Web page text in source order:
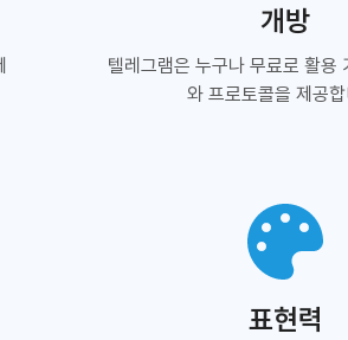
개방
텔레그램은 누구나 무료로 활용
와 프로토콜을 제공
표현력